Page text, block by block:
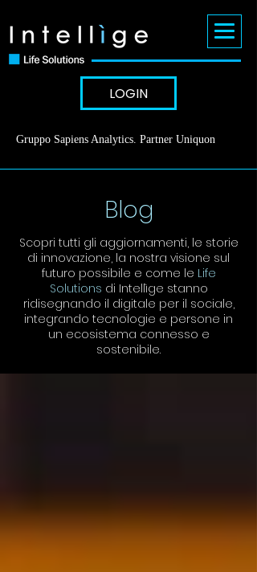
LOGIN
Gruppo Sapiens Analytics. Partner Uniquon
Blog
Scopri tutti gli aggiornamenti, le storie
di innovazione, la nostra visione sul
futuro possibile e come le Life
Solutions di Intellìge stanno
ridisegnando il digitale per il sociale,
integrando tecnologie e persone in
un ecosistema connesso e
sostenibile.